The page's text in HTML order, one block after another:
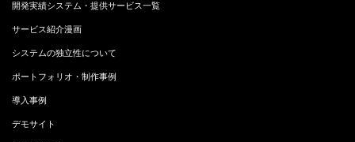
開発実績システム・提供サービス一覧
サービス紹介漫画
システムの独立性について
ポートフォリオ・制作事例
導入事例
デモサイト